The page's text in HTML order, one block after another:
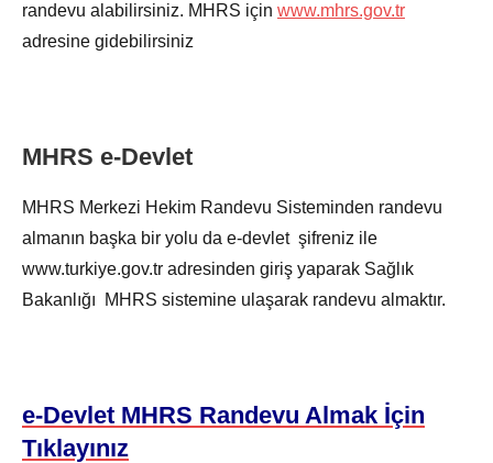
randevu alabilirsiniz. MHRS için www.mhrs.gov.tr
adresine gidebilirsiniz
MHRS e-Devlet
MHRS Merkezi Hekim Randevu Sisteminden randevu
almanın başka bir yolu da e-devlet şifreniz ile
www.turkiye.gov.tr adresinden giriş yaparak Sağlık
Bakanlığı MHRS sistemine ulaşarak randevu almaktır.
e-Devlet MHRS Randevu Almak İçin
Tıklayınız